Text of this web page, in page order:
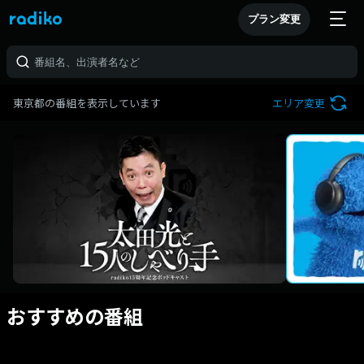
プラン変更
東京都の番組を表示しています エリア変更
おすすめの番組